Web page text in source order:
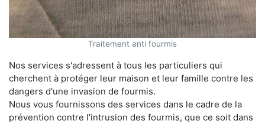
Traitement anti fourmis
Nos services s'adressent à tous les particuliers qui
cherchent à protéger leur maison et leur famille contre les
dangers d'une invasion de fourmis.
Nous vous fournissons des services dans le cadre de la
prévention contre l'intrusion des fourmis, que ce soit dans